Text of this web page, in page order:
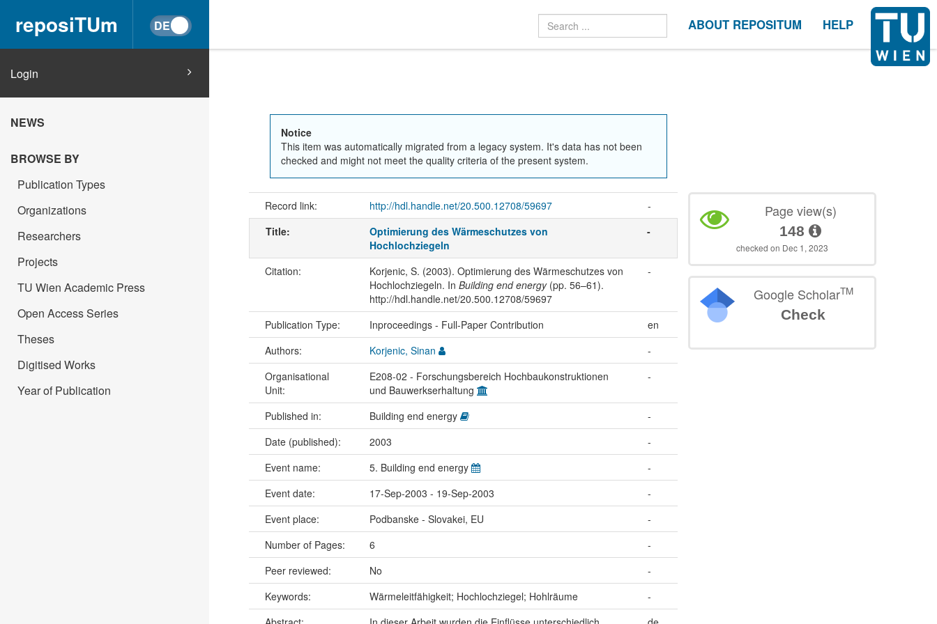
reposiTUm ABOUT REPOSITUM HELP
Login
NEWS
BROWSE BY
Publication Types
Organizations
Researchers
Projects
TU Wien Academic Press
Open Access Series
Theses
Digitised Works
Year of Publication
Notice
This item was automatically migrated from a legacy system. It's data has not been
checked and might not meet the quality criteria of the present system.
Record link: http://hdl.handle.net/20.500.12708/59697
-
Title:
Optimierung des Wärmeschutzes von
Hochlochziegeln
-
Citation:
Korjenic, S. (2003). Optimierung des Wärmeschutzes von
Hochlochziegeln. In Building end energy(pp. 56–61).
http://hdl.handle.net/20.500.12708/59697
-
Publication Type: Inproceedings - Full-Paper Contribution
en
Authors:
Korjenic, Sinan
-
Organisational
Unit:
E208-02 - Forschungsbereich Hochbaukonstruktionen
und Bauwerkserhaltung
-
Published in: Building end energy
-
Date (published):
2003
-
Event name:
5. Building end energy
-
Event date:
17-Sep-2003 - 19-Sep-2003
-
Event place:
Podbanske - Slovakei, EU
-
Number of Pages:
6
-
Peer reviewed:
No
-
Keywords:
Wärmeleitfähigkeit; Hochlochziegel; Hohlräume
-
Page view(s)
148
checked on Dec 1, 2023
Google ScholarTM
Check